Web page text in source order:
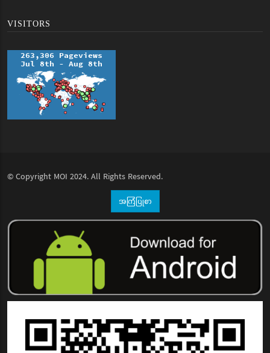
VISITORS
© Copyright MOI 2024. All Rights Reserved.
အကြံပြုစာ